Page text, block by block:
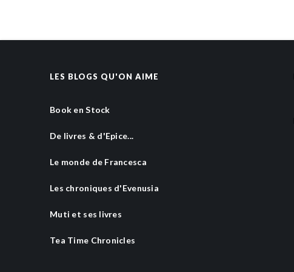
LES BLOGS QU'ON AIME
Book en Stock
De livres & d'Epice...
Le monde de Francesca
Les chroniques d'Evenusia
Muti et ses livres
Tea Time Chronicles